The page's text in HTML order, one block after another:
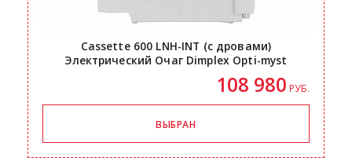
Cassette 600 LNH-INT (с дровами)
Электрический Очаг Dimplex Opti-myst
108 980 РУБ.